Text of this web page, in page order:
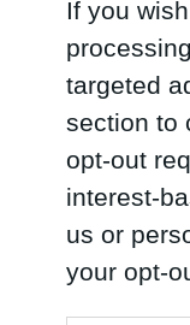
If you
targeted
section to
opt-out
interest-
us or
your opt-